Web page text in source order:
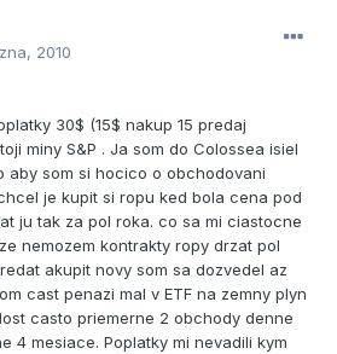
2010
30$ (15$ nakup 15 predaj
miny S&P . Ja som do Colossea isiel
aby som si hocico o obchodovani
je kupit si ropu ked bola cena pod
ju tak za pol roka. co sa mi ciastocne
nemozem kontrakty ropy drzat pol
akupit novy som sa dozvedel az
cast penazi mal v ETF na zemny plyn
casto priemerne 2 obchody denne
4 mesiace. Poplatky mi nevadili kym